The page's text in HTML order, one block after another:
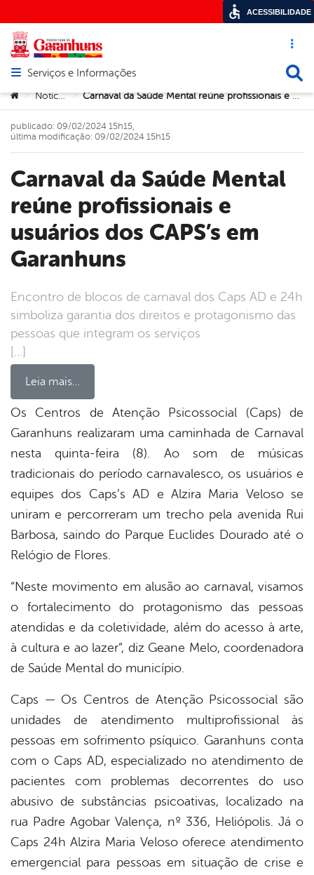
Acesso
Abrir menu principal de navegação
Serviços e Informações
Você está aqui:
> Notícias > Carnaval da Saúde Mental reúne profissionais e usuários dos CAPS’s em Garanhuns
Carnaval da Saúde Mental
reúne profissionais e
usuários dos CAPS’s em
Garanhuns
Encontro de blocos de carnaval dos Caps AD e 24h
simboliza garantia dos direitos e protagonismo das
pessoas que integram os serviços
[…]
Leia mais…
publicado: 09/02/2024 15h15,
última modificação: 09/02/2024 15h15
Os Centros de Atenção Psicossocial (Caps) de
Garanhuns realizaram uma caminhada de Carnaval
nesta quinta-feira (8). Ao som de músicas
tradicionais do período carnavalesco, os usuários e
equipes dos Caps’s AD e Alzira Maria Veloso se
uniram e percorreram um trecho pela avenida Rui
Barbosa, saindo do Parque Euclides Dourado até o
Relógio de Flores.
“Neste movimento em alusão ao carnaval, visamos
o fortalecimento do protagonismo das pessoas
atendidas e da coletividade, além do acesso à arte,
à cultura e ao lazer”, diz Geane Melo, coordenadora
de Saúde Mental do município.
Caps — Os Centros de Atenção Psicossocial são
unidades de atendimento multiprofissional às
pessoas em sofrimento psíquico. Garanhuns conta
com o Caps AD, especializado no atendimento de
pacientes com problemas decorrentes do uso
abusivo de substâncias psicoativas, localizado na
rua Padre Agobar Valença, nº 336, Heliópolis. Já o
Caps 24h Alzira Maria Veloso oferece atendimento
emergencial para pessoas em situação de crise e
ACESSIBILIDADE